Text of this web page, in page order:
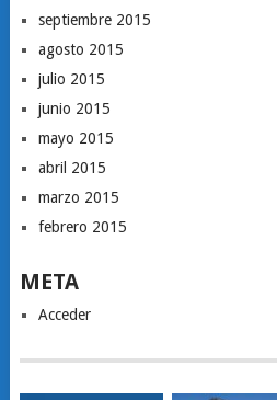
septiembre 2015
agosto 2015
julio 2015
junio 2015
mayo 2015
abril 2015
marzo 2015
febrero 2015
META
Acceder